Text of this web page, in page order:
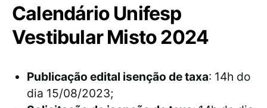
Calendário Unifesp
Vestibular Misto 2024
Publicação edital isenção de taxa: 14h do
dia 15/08/2023;